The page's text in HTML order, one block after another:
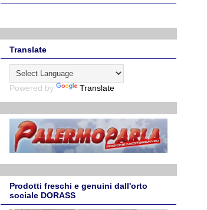
Translate
Powered by Translate
Prodotti freschi e genuini dall'orto
sociale DORASS